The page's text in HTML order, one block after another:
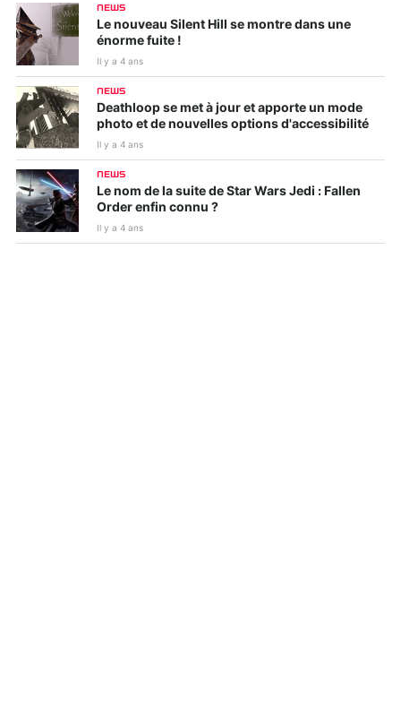
NEWS
Le nouveau Silent Hill se montre dans une
énorme fuite !
Il y a 4 ans
NEWS
Deathloop se met à jour et apporte un mode
photo et de nouvelles options d'accessibilité
Il y a 4 ans
NEWS
Le nom de la suite de Star Wars Jedi : Fallen
Order enfin connu ?
Il y a 4 ans